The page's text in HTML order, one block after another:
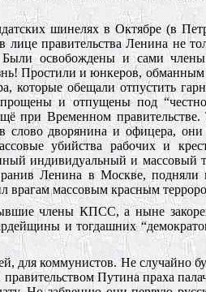
шинелях в Октябре (в
правительства Ленина не
освобождены и сами члены
Простили и юнкеров,
которые обещали отпустить
и отпущены под
при Временном
слово дворянина и офицера,
убийства рабочих и
индивидуальный и массовый
Ленина в Москве, подняли
врагам массовым красным
члены КПСС, а ныне
и тогдашних
для коммунистов. Не
Путина праха